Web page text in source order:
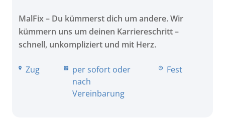
MalFix – Du kümmerst dich um andere. Wir
kümmern uns um deinen Karriereschritt –
schnell, unkompliziert und mit Herz.
Zug
per sofort oder
nach
Vereinbarung
Fest